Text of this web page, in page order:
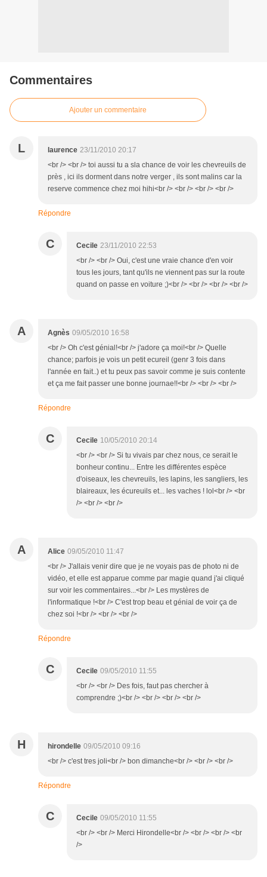
Commentaires
Ajouter un commentaire
L laurence 23/11/2010 20:17
<br /> <br /> toi aussi tu a sla chance de voir les chevreuils de
près , ici ils dorment dans notre verger , ils sont malins car la
reserve commence chez moi hihi<br /> <br /> <br /> <br />
Répondre
C Cecile 23/11/2010 22:53
<br /> <br /> Oui, c'est une vraie chance d'en voir
tous les jours, tant qu'ils ne viennent pas sur la route
quand on passe en voiture ;)<br /> <br /> <br /> <br />
A Agnès 09/05/2010 16:58
<br /> Oh c'est génial!<br /> j'adore ça moi!<br /> Quelle
chance; parfois je vois un petit ecureil (genr 3 fois dans
l'année en fait..) et tu peux pas savoir comme je suis contente
et ça me fait passer une bonne journae!!<br /> <br /> <br />
Répondre
C Cecile 10/05/2010 20:14
<br /> <br /> Si tu vivais par chez nous, ce serait le
bonheur continu... Entre les différentes espèce
d'oiseaux, les chevreuils, les lapins, les sangliers, les
blaireaux, les écureuils et... les vaches ! lol<br /> <br
/> <br /> <br />
A Alice 09/05/2010 11:47
<br /> J'allais venir dire que je ne voyais pas de photo ni de
vidéo, et elle est apparue comme par magie quand j'ai cliqué
sur voir les commentaires...<br /> Les mystères de
l'informatique !<br /> C'est trop beau et génial de voir ça de
chez soi !<br /> <br /> <br />
Répondre
C Cecile 09/05/2010 11:55
<br /> <br /> Des fois, faut pas chercher à
comprendre ;)<br /> <br /> <br /> <br />
H hirondelle 09/05/2010 09:16
<br /> c'est tres joli<br /> bon dimanche<br /> <br /> <br />
Répondre
C Cecile 09/05/2010 11:55
<br /> <br /> Merci Hirondelle<br /> <br /> <br /> <br
/>